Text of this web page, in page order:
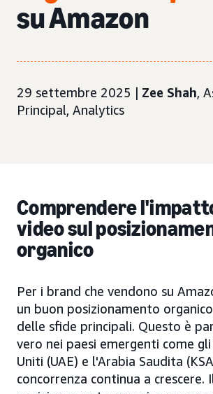
su Amazon
29 settembre 2025 | Zee Shah,
Principal, Analytics
Comprendere
video sul
organico
Per i brand che vendono su
un buon posizionamento
delle sfide principali. Questo è
vero nei paesi emergenti come
Uniti (UAE) e l'Arabia Saudita
concorrenza continua a crescere.